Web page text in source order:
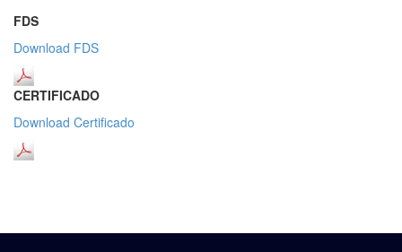
FDS
Download FDS
CERTIFICADO
Download Certificado